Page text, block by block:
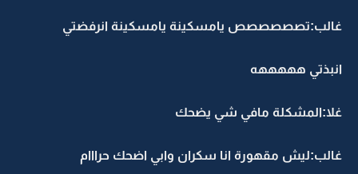
غالب:تصصصصصص يامسكينة يامسكينة انرفضتي
انبذتي هههههه
غلا:المشكلة مافي شي يضحك
غالب:ليش مقهورة انا سكران وابي اضحك حرااام